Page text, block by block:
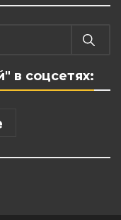
в соцсетях: